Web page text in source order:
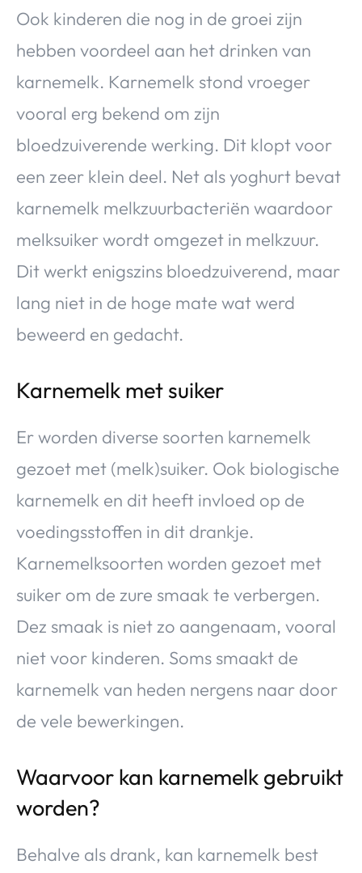
Ook kinderen die nog in de groei zijn
hebben voordeel aan het drinken van
karnemelk. Karnemelk stond vroeger
vooral erg bekend om zijn
bloedzuiverende werking. Dit klopt voor
een zeer klein deel. Net als yoghurt bevat
karnemelk melkzuurbacteriën waardoor
melksuiker wordt omgezet in melkzuur.
Dit werkt enigszins bloedzuiverend, maar
lang niet in de hoge mate wat werd
beweerd en gedacht.
Karnemelk met suiker
Er worden diverse soorten karnemelk
gezoet met (melk)suiker. Ook biologische
karnemelk en dit heeft invloed op de
voedingsstoffen in dit drankje.
Karnemelksoorten worden gezoet met
suiker om de zure smaak te verbergen.
Dez smaak is niet zo aangenaam, vooral
niet voor kinderen. Soms smaakt de
karnemelk van heden nergens naar door
de vele bewerkingen.
Waarvoor kan karnemelk gebruikt
worden?
Behalve als drank, kan karnemelk best